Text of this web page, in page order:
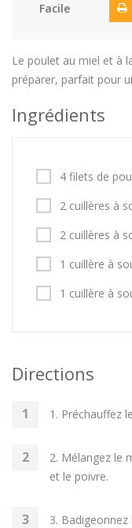
Facile
Le poulet au miel et à
préparer, parfait pour
Ingrédients
4 filets de
2 cuillères à
2 cuillères à
1 cuillère à
1 cuillère à
Directions
1. Préchauffez
2. Mélangez le
et le poivre.
3.